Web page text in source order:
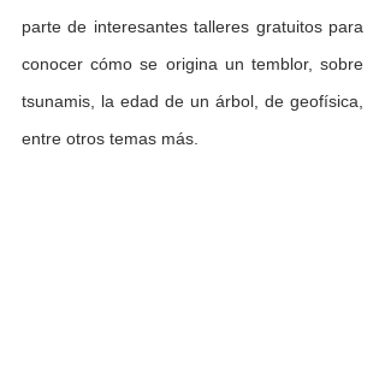
parte de interesantes talleres gratuitos para
conocer cómo se origina un temblor, sobre
tsunamis, la edad de un árbol, de geofísica,
entre otros temas más.